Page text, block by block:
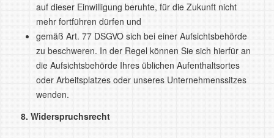
auf dieser Einwilligung beruhte, für die Zukunft nicht
mehr fortführen dürfen und
gemäß Art. 77 DSGVO sich bei einer Aufsichtsbehörde
zu beschweren. In der Regel können Sie sich hierfür an
die Aufsichtsbehörde Ihres üblichen Aufenthaltsortes
oder Arbeitsplatzes oder unseres Unternehmenssitzes
wenden.
8. Widerspruchsrecht